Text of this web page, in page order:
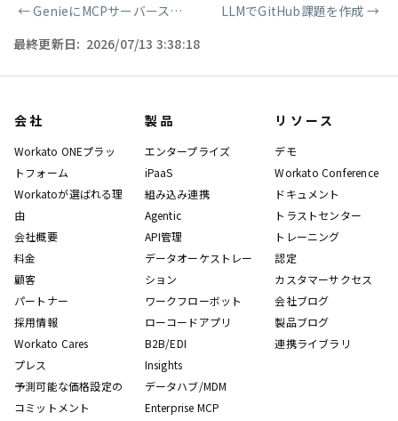
ページャー
←GenieにMCPサーバースキルを追加 LLMでGitHub課題を作成 →
最終更新日: 2026/07/13 3:38:18
会社
Workato ONEプラッ
トフォーム
Workatoが選ばれる理
由
会社概要
料金
顧客
パートナー
採用情報
Workato Cares
プレス
予測可能な価格設定の
コミットメント
製品
エンタープライズ
iPaaS
組み込み連携
Agentic
API管理
データオーケストレー
ション
ワークフローボット
ローコードアプリ
B2B/EDI
Insights
データハブ/MDM
Enterprise MCP
リソース
デモ
Workato Conference
ドキュメント
トラストセンター
トレーニング
認定
カスタマーサクセス
会社ブログ
製品ブログ
連携ライブラリ